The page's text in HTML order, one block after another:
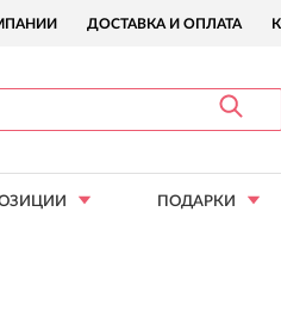
ДОСТАВКА И ОПЛАТА
ПОДАРКИ